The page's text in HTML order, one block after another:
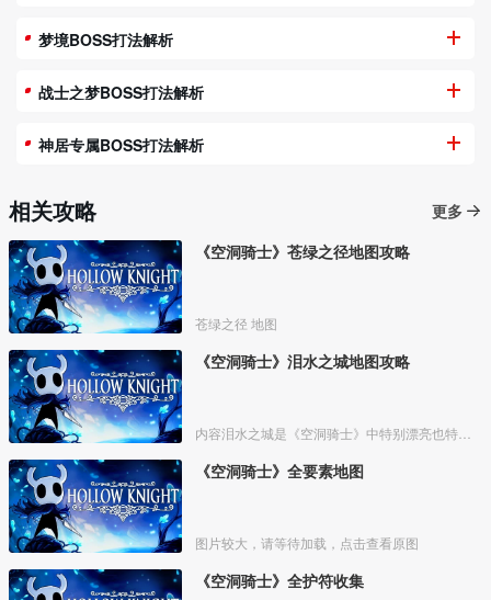
梦境BOSS打法解析
战士之梦BOSS打法解析
神居专属BOSS打法解析
相关攻略
更多
《空洞骑士》苍绿之径地图攻略
苍绿之径 地图
《空洞骑士》泪水之城地图攻略
内容泪水之城是《空洞骑士》中特别漂亮也特别重要的一个区域。
《空洞骑士》全要素地图
图片较大，请等待加载，点击查看原图
《空洞骑士》全护符收集